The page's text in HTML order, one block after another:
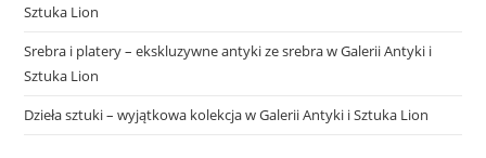
Sztuka Lion
Srebra i platery – ekskluzywne antyki ze srebra w Galerii Antyki i
Sztuka Lion
Dzieła sztuki – wyjątkowa kolekcja w Galerii Antyki i Sztuka Lion